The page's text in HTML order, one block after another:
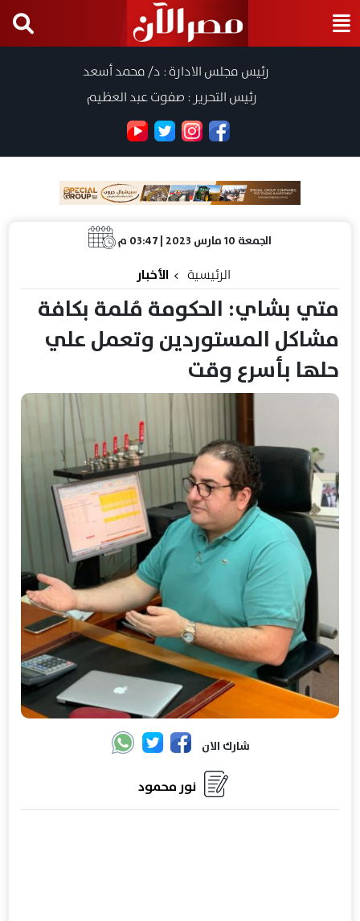
رئيس مجلس الادارة : د/ محمد أسعد
رئيس التحرير : صفوت عبد العظيم
الجمعة 10 مارس 2023 | 03:47 م
الرئيسية الأخبار
متي بشاي: الحكومة مُلمة بكافة
مشاكل المستوردين وتعمل علي
حلها بأسرع وقت
شارك الان
نور محمود